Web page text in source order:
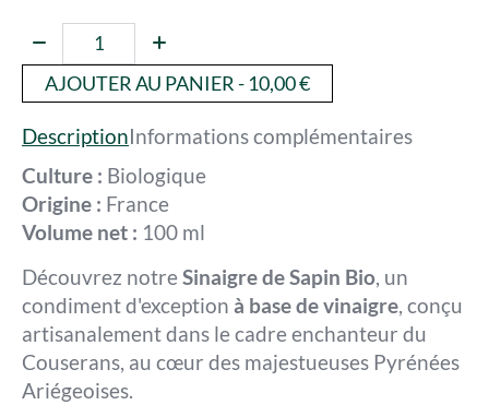
Quantité :
AJOUTER AU PANIER - 10,00 €
DescriptionInformations complémentaires
Culture : Biologique
Origine : France
Volume net : 100 ml
Découvrez notreSinaigre de Sapin Bio, un
condiment d'exception à base de vinaigre, conçu
artisanalement dans le cadre enchanteur du
Couserans, au cœur des majestueuses Pyrénées
Ariégeoises.